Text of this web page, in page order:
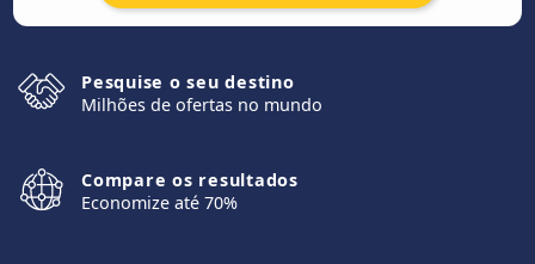
Pesquise o seu destino
Milhões de ofertas no mundo
Compare os resultados
Economize até 70%